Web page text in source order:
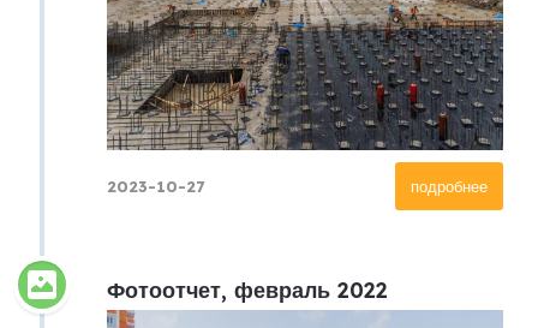
подробнее
2023-10-27
Фотоотчет, февраль 2022